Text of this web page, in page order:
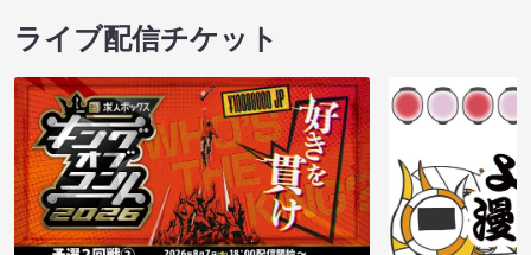
ライブ配信チケット